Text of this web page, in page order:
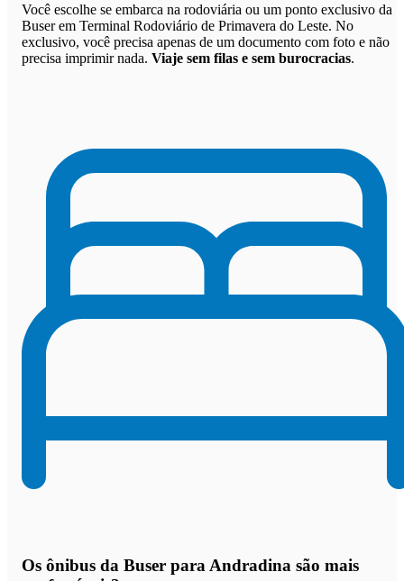
Você escolhe se embarca na rodoviária ou um ponto exclusivo da
Buser em Terminal Rodoviário de Primavera do Leste. No
exclusivo, você precisa apenas de um documento com foto e não
precisa imprimir nada. Viaje sem filas e sem burocracias.
Os ônibus da Buser para Andradina são mais